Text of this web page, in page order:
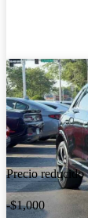
Precio reducido
-$1,000